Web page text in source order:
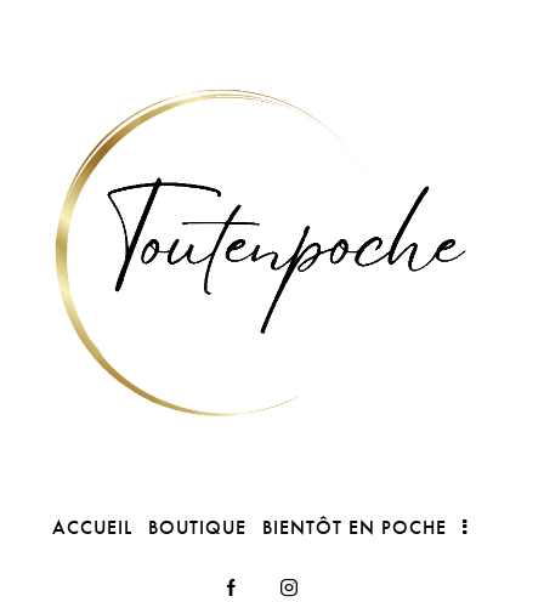
ACCUEIL BOUTIQUE BIENTÔT EN POCHE